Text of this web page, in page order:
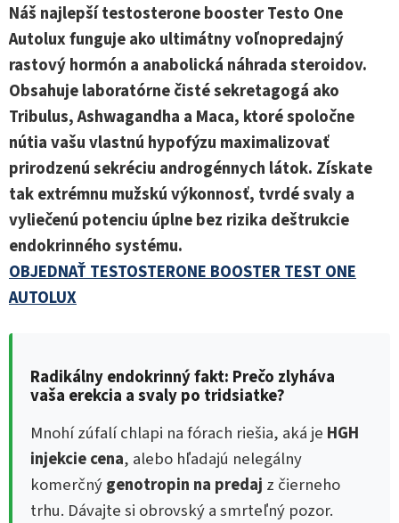
Náš najlepší testosterone booster Testo One
Autolux funguje ako ultimátny voľnopredajný
rastový hormón a anabolická náhrada steroidov.
Obsahuje laboratórne čisté sekretagogá ako
Tribulus, Ashwagandha a Maca, ktoré spoločne
nútia vašu vlastnú hypofýzu maximalizovať
prirodzenú sekréciu androgénnych látok. Získate
tak extrémnu mužskú výkonnosť, tvrdé svaly a
vyliečenú potenciu úplne bez rizika deštrukcie
endokrinného systému.
OBJEDNAŤ TESTOSTERONE BOOSTER TEST ONE
AUTOLUX
Radikálny endokrinný fakt: Prečo zlyháva
vaša erekcia a svaly po tridsiatke?
Mnohí zúfalí chlapi na fórach riešia, aká je HGH
injekcie cena, alebo hľadajú nelegálny
komerčnýgenotropin na predaj z čierneho
trhu. Dávajte si obrovský a smrteľný pozor.